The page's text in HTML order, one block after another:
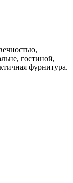
гостиной,
фурнитура.